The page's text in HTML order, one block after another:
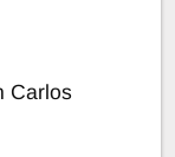
Carlos